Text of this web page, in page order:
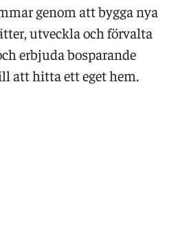
genom att bygga nya
utveckla och förvalta
erbjuda bosparande
att hitta ett eget hem.